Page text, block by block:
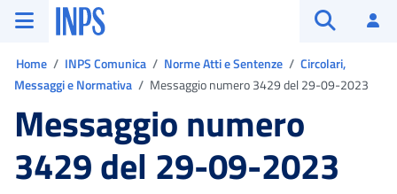
Vai al menu principale
Vai al contenuto principale
Vai al pie' di pagina
INPS ()
Home INPS Comunica Norme Atti e Sentenze
Circolari,
Messaggi e Normativa
Messaggio numero 3429 del 29-09-2023
Messaggio numero
3429 del 29-09-2023